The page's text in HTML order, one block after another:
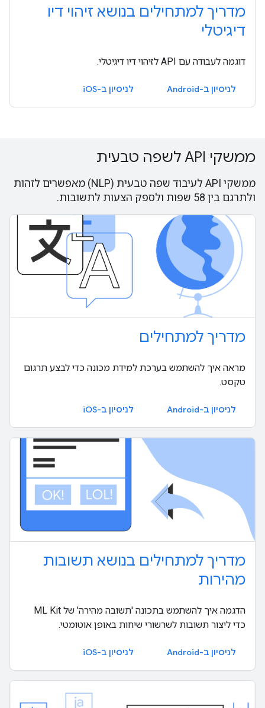
מדריך למתחילים בנושא זיהוי דיו
דיגיטלי
דוגמה לעבודה עם API לזיהוי דיו דיגיטלי.
לניסיון ב-Android לניסיון ב-iOS
ממשקי API לשפה טבעית
ממשקי API לעיבוד שפה טבעית (NLP) מאפשרים לזהות
ולתרגם בין 58 שפות ולספק הצעות לתשובות.
מדריך למתחילים
מראה איך להשתמש בערכת למידת מכונה כדי לבצע תרגום
טקסט.
לניסיון ב-Android לניסיון ב-iOS
מדריך למתחילים בנושא תשובות
מהירות
הדגמה איך להשתמש בתכונה 'תשובה מהירה' של ML Kit
כדי ליצור תשובות לשרשורי שיחות באופן אוטומטי.
לניסיון ב-Android לניסיון ב-iOS